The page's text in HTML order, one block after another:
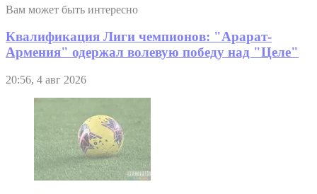
Вам может быть интересно
Квалификация Лиги чемпионов: "Арарат-
Армения" одержал волевую победу над "Целе"
20:56, 4 авг 2026